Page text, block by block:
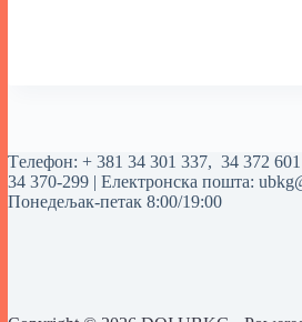
Tелефон: + 381 34 301 337, 34 372 601
34 370-299 | Електронска пошта:
Понедељак-петак 8:00/19:00